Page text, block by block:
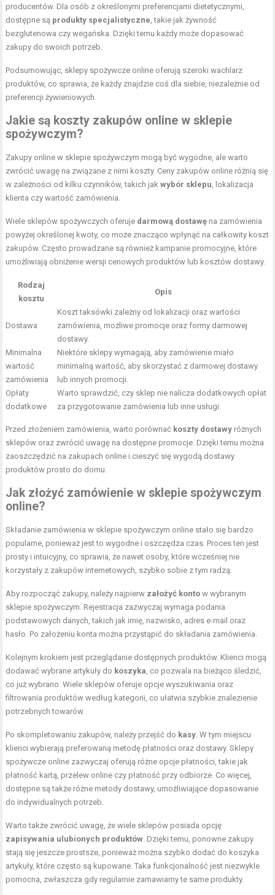
producentów. Dla osób z określonymi preferencjami dietetycznymi,
dostępne są produkty specjalistyczne, takie jak żywność
bezglutenowa czy wegańska. Dzięki temu każdy może dopasować
zakupy do swoich potrzeb.
Podsumowując, sklepy spożywcze online oferują szeroki wachlarz
produktów, co sprawia, że każdy znajdzie coś dla siebie, niezależnie od
preferencji żywieniowych.
Jakie są koszty zakupów online w sklepie
spożywczym?
Zakupy online w sklepie spożywczym mogą być wygodne, ale warto
zwrócić uwagę na związane z nimi koszty. Ceny zakupów online różnią się
w zależności od kilku czynników, takich jakwybór sklepu, lokalizacja
klienta czy wartość zamówienia.
Wiele sklepów spożywczych oferuje darmową dostawę na zamówienia
powyżej określonej kwoty, co może znacząco wpłynąć na całkowity koszt
zakupów. Często prowadzane są również kampanie promocyjne, które
umożliwiają obniżenie wersji cenowych produktów lub kosztów dostawy.
Rodzaj
kosztu
Opis
Dostawa
Koszt taksówki zależny od lokalizacji oraz wartości
zamówienia, możliwe promocje oraz formy darmowej
dostawy.
Minimalna
wartość
zamówienia
Niektóre sklepy wymagają, aby zamówienie miało
minimalną wartość, aby skorzystać z darmowej dostawy
lub innych promocji.
Opłaty
dodatkowe
Warto sprawdzić, czy sklep nie nalicza dodatkowych opłat
za przygotowanie zamówienia lub inne usługi.
Przed złożeniem zamówienia, warto porównać koszty dostawy różnych
sklepów oraz zwrócić uwagę na dostępne promocje. Dzięki temu można
zaoszczędzić na zakupach online i cieszyć się wygodą dostawy
produktów prosto do domu.
Jak złożyć zamówienie w sklepie spożywczym
online?
Składanie zamówienia w sklepie spożywczym online stało się bardzo
popularne, ponieważ jest to wygodne i oszczędza czas. Proces ten jest
prosty i intuicyjny, co sprawia, że nawet osoby, które wcześniej nie
korzystały z zakupów internetowych, szybko sobie z tym radzą.
Aby rozpocząć zakupy, należy najpierw założyć konto w wybranym
sklepie spożywczym. Rejestracja zazwyczaj wymaga podania
podstawowych danych, takich jak imię, nazwisko, adres e-mail oraz
hasło. Po założeniu konta można przystąpić do składania zamówienia.
Kolejnym krokiem jest przeglądanie dostępnych produktów. Klienci mogą
dodawać wybrane artykuły do koszyka, co pozwala na bieżąco śledzić,
co już wybrano. Wiele sklepów oferuje opcje wyszukiwania oraz
filtrowania produktów według kategorii, co ułatwia szybkie znalezienie
potrzebnych towarów.
Po skompletowaniu zakupów, należy przejść do kasy. W tym miejscu
klienci wybierają preferowaną metodę płatności oraz dostawy. Sklepy
spożywcze online zazwyczaj oferują różne opcje płatności, takie jak
płatność kartą, przelew online czy płatność przy odbiorze. Co więcej,
dostępne są także różne metody dostawy, umożliwiające dopasowanie
do indywidualnych potrzeb.
Warto także zwrócić uwagę, że wiele sklepów posiada opcję
zapisywania ulubionych produktów. Dzięki temu, ponowne zakupy
stają się jeszcze prostsze, ponieważ można szybko dodać do koszyka
artykuły, które często są kupowane. Taka funkcjonalność jest niezwykle
pomocna, zwłaszcza gdy regularnie zamawiamy te same produkty.